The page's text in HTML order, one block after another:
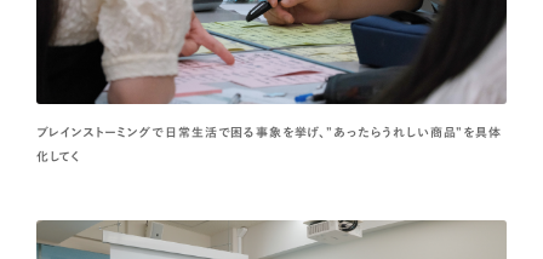
ブレインストーミングで日常生活で困る事象を挙げ、”あったらうれしい商品”を具体
化してく